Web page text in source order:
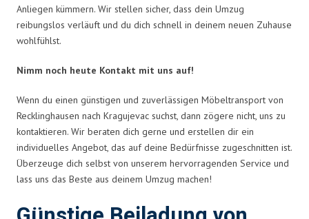
Anliegen kümmern. Wir stellen sicher, dass dein Umzug
reibungslos verläuft und du dich schnell in deinem neuen Zuhause
wohlfühlst.
Nimm noch heute Kontakt mit uns auf!
Wenn du einen günstigen und zuverlässigen Möbeltransport von
Recklinghausen nach Kragujevac suchst, dann zögere nicht, uns zu
kontaktieren. Wir beraten dich gerne und erstellen dir ein
individuelles Angebot, das auf deine Bedürfnisse zugeschnitten ist.
Überzeuge dich selbst von unserem hervorragenden Service und
lass uns das Beste aus deinem Umzug machen!